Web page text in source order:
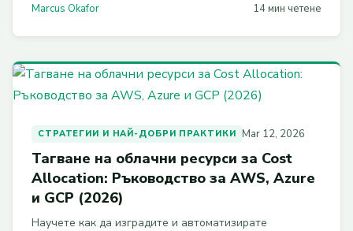
Terraform примери за 2026 г.
Marcus Okafor 14 мин четене
СТРАТЕГИИ И НАЙ-ДОБРИ ПРАКТИКИ Mar 12, 2026
Тагване на облачни ресурси за Cost
Allocation: Ръководство за AWS, Azure
и GCP (2026)
Научете как да изградите и автоматизирате